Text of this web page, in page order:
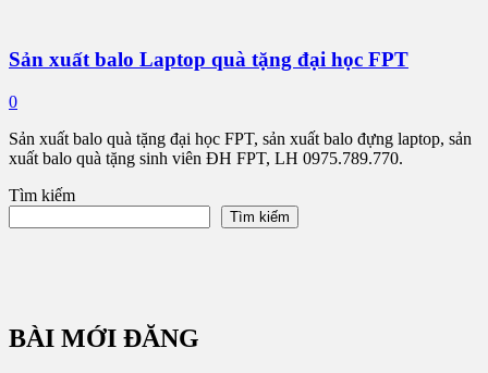
Sản xuất balo Laptop quà tặng đại học FPT
0
Sản xuất balo quà tặng đại học FPT, sản xuất balo đựng laptop, sản
xuất balo quà tặng sinh viên ĐH FPT, LH 0975.789.770.
Tìm kiếm
Tìm kiếm
BÀI MỚI ĐĂNG